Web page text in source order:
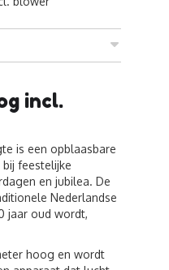
incl.
is een opblaasbare
feestelijke
en jubilea. De
Nederlandse
jaar oud wordt,
hoog en wordt